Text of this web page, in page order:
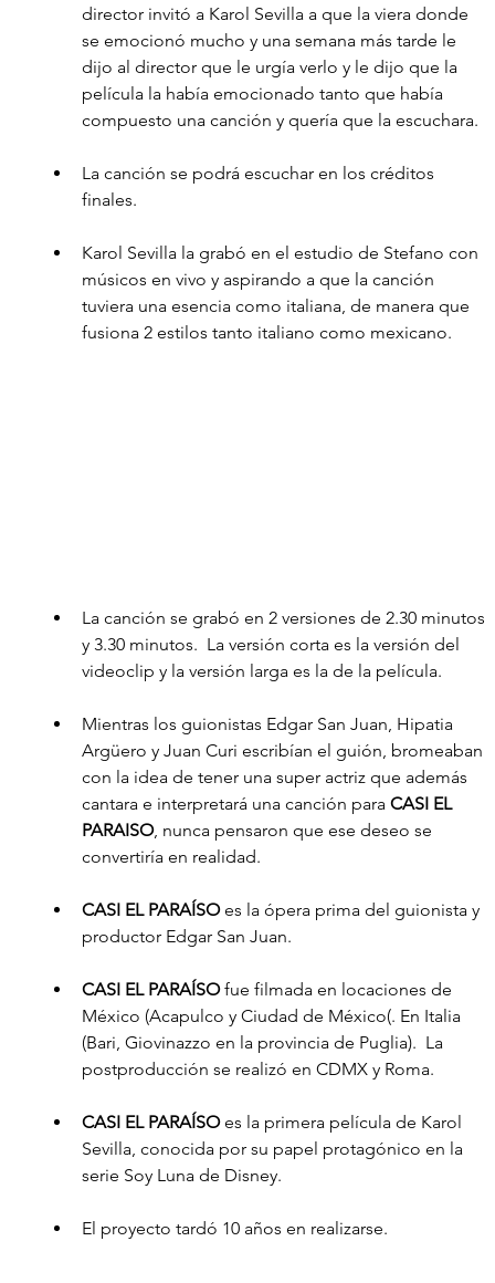
director invitó a Karol Sevilla a que la viera donde
se emocionó mucho y una semana más tarde le
dijo al director que le urgía verlo y le dijo que la
película la había emocionado tanto que había
compuesto una canción y quería que la escuchara.
La canción se podrá escuchar en los créditos
finales.
Karol Sevilla la grabó en el estudio de Stefano con
músicos en vivo y aspirando a que la canción
tuviera una esencia como italiana, de manera que
fusiona 2 estilos tanto italiano como mexicano.
La canción se grabó en 2 versiones de 2.30 minutos
y 3.30 minutos.  La versión corta es la versión del
videoclip y la versión larga es la de la película.
Mientras los guionistas Edgar San Juan, Hipatia
Argüero y Juan Curi escribían el guión, bromeaban
con la idea de tener una super actriz que además
cantara e interpretará una canción para CASI EL
PARAISO, nunca pensaron que ese deseo se
convertiría en realidad.
CASI EL PARAÍSO es la ópera prima del guionista y
productor Edgar San Juan.
CASI EL PARAÍSO fue filmada en locaciones de
México (Acapulco y Ciudad de México(. En Italia
(Bari, Giovinazzo en la provincia de Puglia).  La
postproducción se realizó en CDMX y Roma.
CASI EL PARAÍSO es la primera película de Karol
Sevilla, conocida por su papel protagónico en la
serie Soy Luna de Disney.
El proyecto tardó 10 años en realizarse.